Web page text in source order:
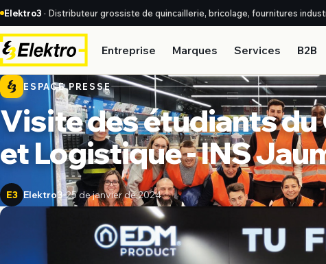
Elektro3 · Distributeur grossiste de quincaillerie, bricolage, fournitures
Entreprise Marques Services B2B
ESPACE PRESSE
Visite des étudiants du
et Logistique - INS
E3 Elektro3 25 de janvier de 2024